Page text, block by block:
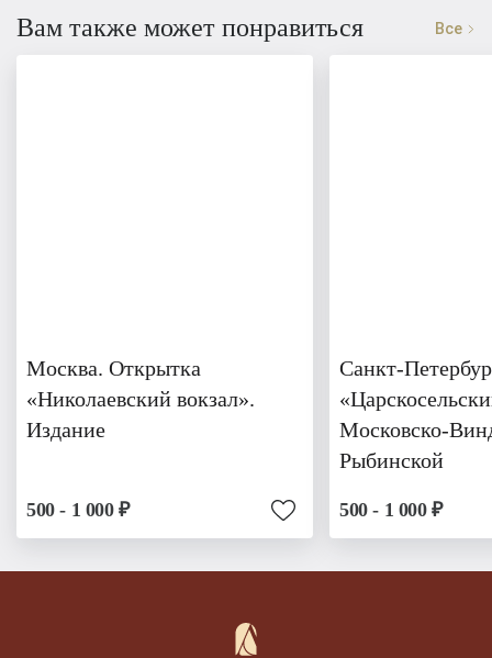
Вам также может понравиться Все
Москва. Открытка
«Николаевский вокзал».
Издание
500 - 1 000 ₽
Санкт-
Московско-
Рыбинской
500 - 1 000 ₽